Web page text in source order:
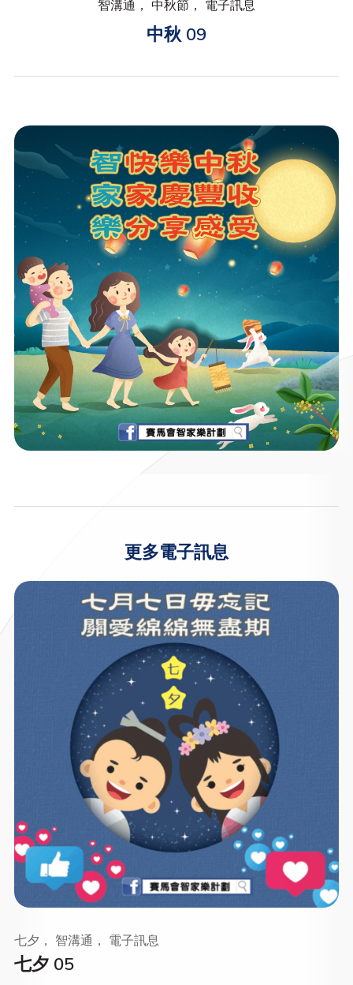
智溝通， 中秋節， 電子訊息
中秋 09
更多電子訊息
七夕 05
七夕， 智溝通， 電子訊息